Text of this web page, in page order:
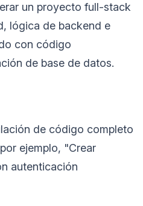
un proyecto full-stack
lógica de backend e
con código
de base de datos.
de código completo
ejemplo, "Crear
autenticación